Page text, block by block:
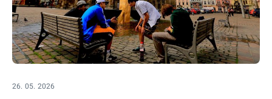
26. 05. 2026